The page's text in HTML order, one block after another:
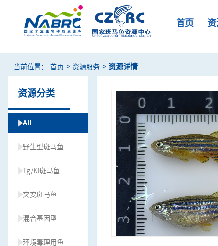
首页
当前位置： 首页 > 资源服务 > 资源详情
资源分类
All
野生型斑马鱼
Tg/KI斑马鱼
突变斑马鱼
混合基因型
环境毒理用鱼